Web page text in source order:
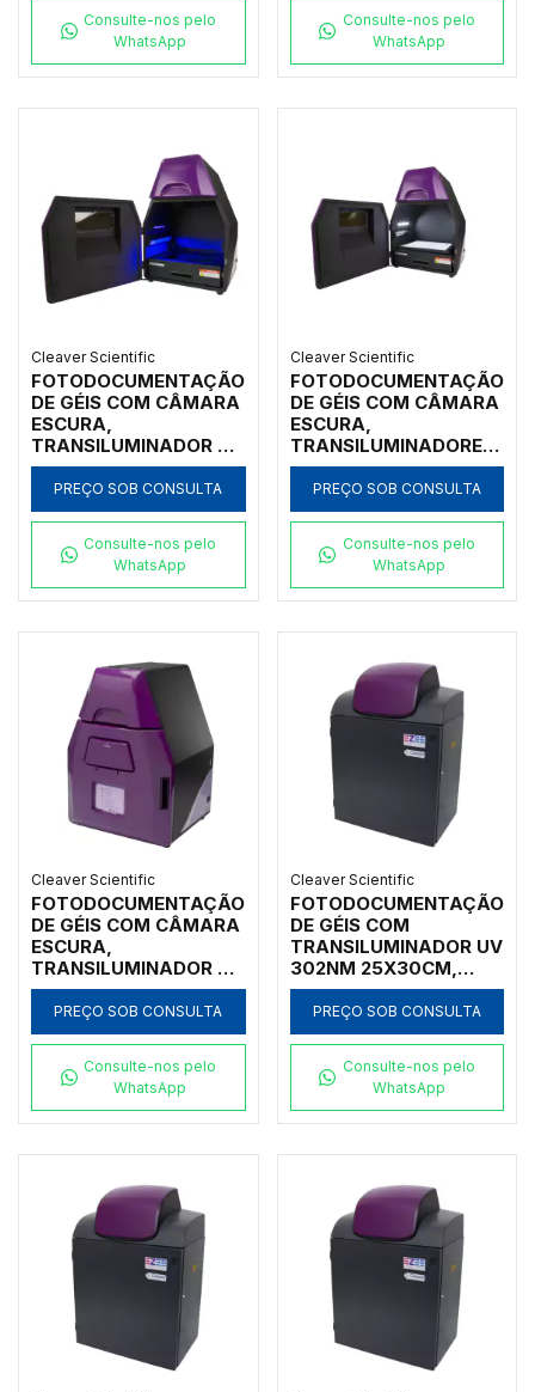
Consulte-nos pelo
WhatsApp
MÓDULO LUZ AZUL,
SOFTWARE
Consulte-nos pelo
WhatsApp
Cleaver Scientific
FOTODOCUMENTAÇÃO
DE GÉIS COM CÂMARA
ESCURA,
TRANSILUMINADOR UV
312NM, 5MP, FILTRO
620/520/560/580NM,
MÓDULO LUZ AZUL,
PREÇO SOB CONSULTA
Consulte-nos pelo
WhatsApp
Cleaver Scientific
FOTODOCUMENTAÇÃO
DE GÉIS COM CÂMARA
ESCURA,
TRANSILUMINADORES
UV 312NM 21X26CM E
LUZ BRANCA, CÂMERA
5MP, FILTRO 620NM,
PREÇO SOB CONSULTA
Consulte-nos pelo
WhatsApp
Cleaver Scientific
FOTODOCUMENTAÇÃO
DE GÉIS COM CÂMARA
ESCURA,
TRANSILUMINADOR UV
312NM 21X26CM,
CÂMERA 5MP, FILTRO
620NM, SOFTWARE
ANÁLISE DE IMAGENS
PREÇO SOB CONSULTA
Consulte-nos pelo
WhatsApp
Cleaver Scientific
FOTODOCUMENTAÇÃO
DE GÉIS COM
TRANSILUMINADOR UV
302NM 25X30CM,
NECESSITA
PC/LAPTOP, COM
MÓDULO RGB
PREÇO SOB CONSULTA
Consulte-nos pelo
WhatsApp